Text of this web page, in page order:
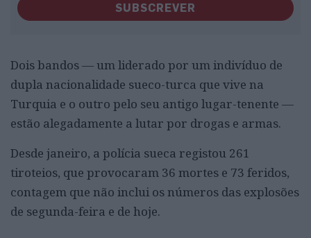
SUBSCREVER
Dois bandos — um liderado por um indivíduo de
dupla nacionalidade sueco-turca que vive na
Turquia e o outro pelo seu antigo lugar-tenente —
estão alegadamente a lutar por drogas e armas.
Desde janeiro, a polícia sueca registou 261
tiroteios, que provocaram 36 mortes e 73 feridos,
contagem que não inclui os números das explosões
de segunda-feira e de hoje.